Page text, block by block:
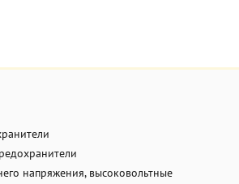
напряжения, высоковольтные